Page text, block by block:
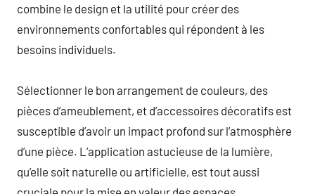
combine le design et la utilité pour créer des
environnements confortables qui répondent à les
besoins individuels.
Sélectionner le bon arrangement de couleurs, des
pièces d’ameublement, et d’accessoires décoratifs est
susceptible d’avoir un impact profond sur l’atmosphère
d’une pièce. L’application astucieuse de la lumière,
qu’elle soit naturelle ou artificielle, est tout aussi